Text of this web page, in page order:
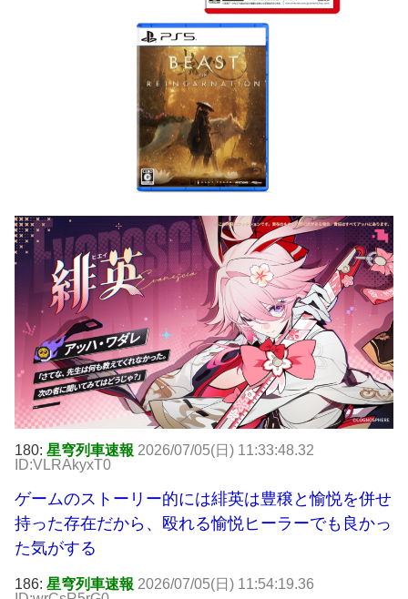
180: 星穹列車速報 2026/07/05(日) 11:33:48.32
ID:VLRAkyxT0
ゲームのストーリー的には緋英は豊穣と愉悦を併せ
持った存在だから、殴れる愉悦ヒーラーでも良かっ
た気がする
186: 星穹列車速報 2026/07/05(日) 11:54:19.36